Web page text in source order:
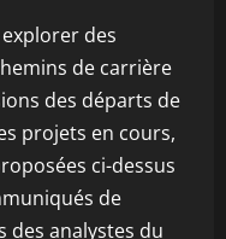
des
de carrière
des départs de
projets en cours,
ci-dessus
de
des analystes du